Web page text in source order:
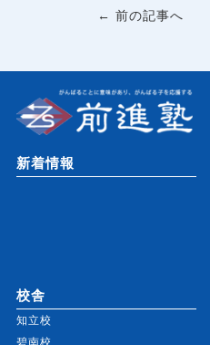
← 前の記事へ
新着情報
校舎
知立校
碧南校